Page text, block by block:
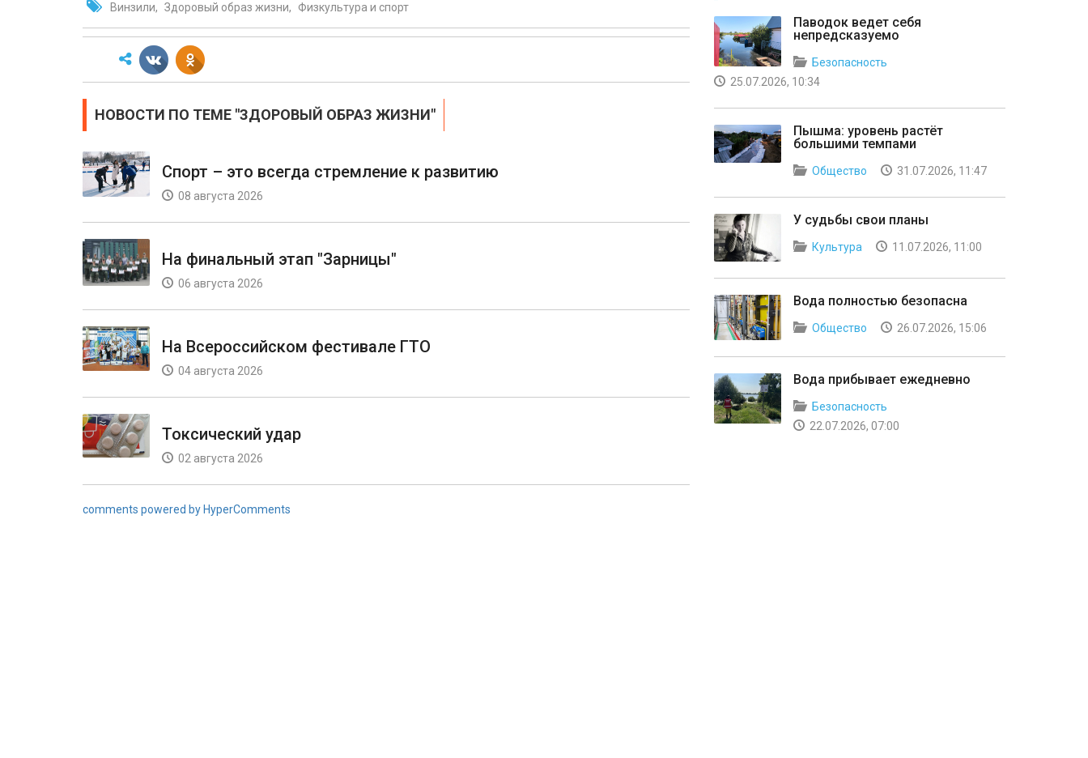
Винзили Здоровый образ жизни Физкультура и спорт
НОВОСТИ ПО ТЕМЕ "ЗДОРОВЫЙ ОБРАЗ ЖИЗНИ"
Спорт – это всегда стремление к развитию
08 августа 2026
На финальный этап "Зарницы"
06 августа 2026
На Всероссийском фестивале ГТО
04 августа 2026
Токсический удар
02 августа 2026
comments powered by HyperComments
Паводок ведет себя
непредсказуемо
Безопасность
25.07.2026, 10:34
Пышма: уровень растёт
большими темпами
Общество 31.07.2026, 11:47
У судьбы свои планы
Культура 11.07.2026, 11:00
Вода полностью безопасна
Общество 26.07.2026, 15:06
Вода прибывает ежедневно
Безопасность
22.07.2026, 07:00